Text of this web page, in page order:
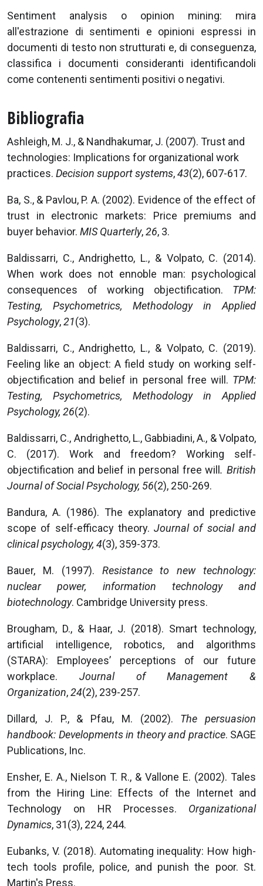
Sentiment analysis o opinion mining: mira
all'estrazione di sentimenti e opinioni espressi in
documenti di testo non strutturati e, di conseguenza,
classifica i documenti consideranti identificandoli
come contenenti sentimenti positivi o negativi.
Bibliografia
Ashleigh, M. J., & Nandhakumar, J. (2007). Trust and
technologies: Implications for organizational work
practices. Decision support systems,43(2), 607-617.
Ba, S., & Pavlou, P. A. (2002). Evidence of the effect of
trust in electronic markets: Price premiums and
buyer behavior. MIS Quarterly,26, 3.
Baldissarri, C., Andrighetto, L., & Volpato, C. (2014).
When work does not ennoble man: psychological
consequences of working objectification. TPM:
Testing, Psychometrics, Methodology in Applied
Psychology,21(3).
Baldissarri, C., Andrighetto, L., & Volpato, C. (2019).
Feeling like an object: A field study on working self-
objectification and belief in personal free will. TPM:
Testing, Psychometrics, Methodology in Applied
Psychology, 26(2).
Baldissarri, C., Andrighetto, L., Gabbiadini, A., & Volpato,
C. (2017). Work and freedom? Working self‐
objectification and belief in personal free will. British
Journal of Social Psychology, 56(2), 250-269.
Bandura, A. (1986). The explanatory and predictive
scope of self-efficacy theory.Journal of social and
clinical psychology, 4(3), 359-373.
Bauer, M. (1997). Resistance to new technology:
nuclear power, information technology and
biotechnology. Cambridge University press.
Brougham, D., & Haar, J. (2018). Smart technology,
artificial intelligence, robotics, and algorithms
(STARA): Employees’ perceptions of our future
workplace. Journal of Management &
Organization,24(2), 239-257.
Dillard, J. P., & Pfau, M. (2002). The persuasion
handbook: Developments in theory and practice. SAGE
Publications, Inc.
Ensher, E. A., Nielson T. R., & Vallone E. (2002). Tales
from the Hiring Line: Effects of the Internet and
Technology on HR Processes. Organizational
Dynamics, 31(3), 224, 244.
Eubanks, V. (2018). Automating inequality: How high-
tech tools profile, police, and punish the poor. St.
Martin's Press.